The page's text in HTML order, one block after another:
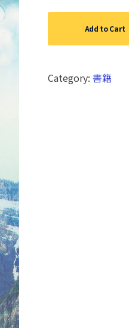
Add to Cart
Category:書籍